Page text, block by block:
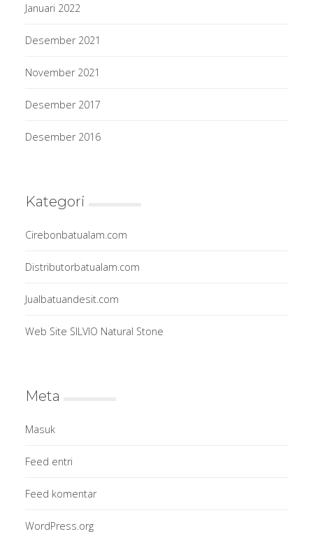
Januari 2022
Desember 2021
November 2021
Desember 2017
Desember 2016
Kategori
Cirebonbatualam.com
Distributorbatualam.com
Jualbatuandesit.com
Web Site SILVIO Natural Stone
Meta
Masuk
Feed entri
Feed komentar
WordPress.org